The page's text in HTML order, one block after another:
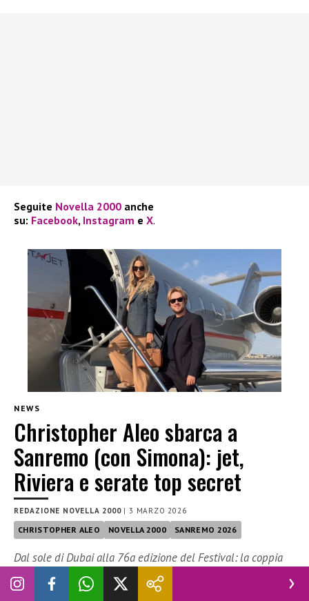
Seguite Novella 2000 anche
su: Facebook, Instagram e X.
NEWS
Christopher Aleo sbarca a
Sanremo (con Simona): jet,
Riviera e serate top secret
REDAZIONE NOVELLA 2000|3 MARZO 2026
CHRISTOPHER ALEO NOVELLA 2000 SANREMO 2026
Dal sole di Dubai alla 76a edizione del Festival: la coppia
più glamour tra finanza e moda arriva in Riviera